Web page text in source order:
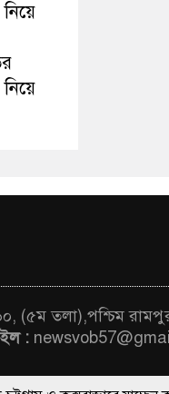
(৫ম তলা),পশ্চিম
: